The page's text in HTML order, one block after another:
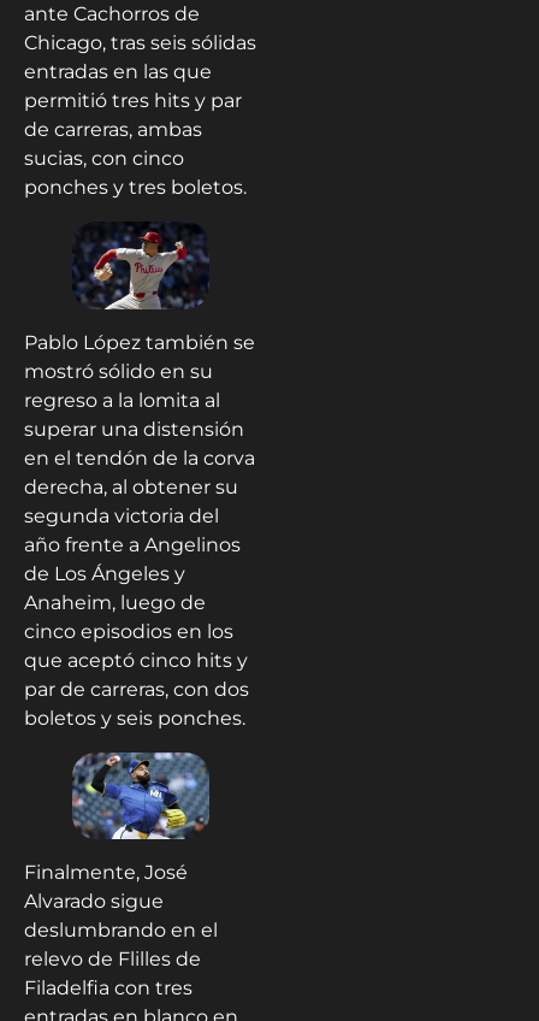
ante Cachorros de
Chicago, tras seis sólidas
entradas en las que
permitió tres hits y par
de carreras, ambas
sucias, con cinco
ponches y tres boletos.
Pablo López también se
mostró sólido en su
regreso a la lomita al
superar una distensión
en el tendón de la corva
derecha, al obtener su
segunda victoria del
año frente a Angelinos
de Los Ángeles y
Anaheim, luego de
cinco episodios en los
que aceptó cinco hits y
par de carreras, con dos
boletos y seis ponches.
Finalmente, José
Alvarado sigue
deslumbrando en el
relevo de Flilles de
Filadelfia con tres